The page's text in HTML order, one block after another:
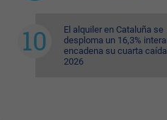
El alquiler en Cataluña se
desploma un 16,3%
encadena su cuarta
2026